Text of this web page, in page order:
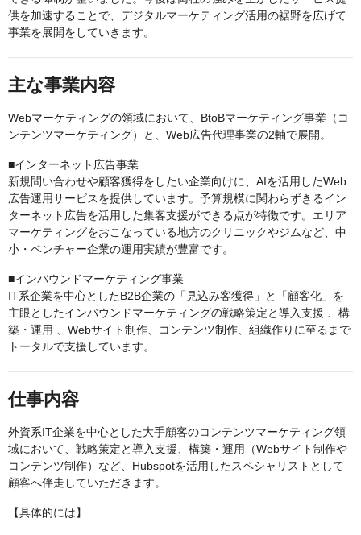
供を加速することで、デジタルマーケティング活用の裾野を広げて
事業を展開をしていきます。
主な事業内容
Webマーケティングの領域において、BtoBマーケティング事業（コ
ンテンツマーケティング）と、Web広告代理事業の2軸で展開。
■インターネット広告事業
新規問い合わせや顧客獲得をしたい企業向けに、AIを活用したWeb
広告運用サービスを提供しています。予算規模に関わらずきるイン
ターネット広告を活用した集客支援ができる点が特徴です。エリア
マーケティングをおこなっている地方のクリニックやジムなど、中
小・ベンチャー企業の運用実績が豊富です。
■インバウンドマーケティング事業
IT系企業を中心としたB2B企業の「見込み客獲得」と「顧客化」を
主眼としたインバウンドマーケティングの戦略策定と導入支援 、構
築・運用 、Webサイト制作、コンテンツ制作、組織作りに至るまで
トータルで支援しています。
仕事内容
外資系IT企業を中心とした大手顧客のコンテンツマーケティング領
域において、戦略策定と導入支援、構築・運用（Webサイト制作や
コンテンツ制作）など、Hubspotを活用したスペシャリストとして
顧客へ伴走していただきます。
【具体的には】